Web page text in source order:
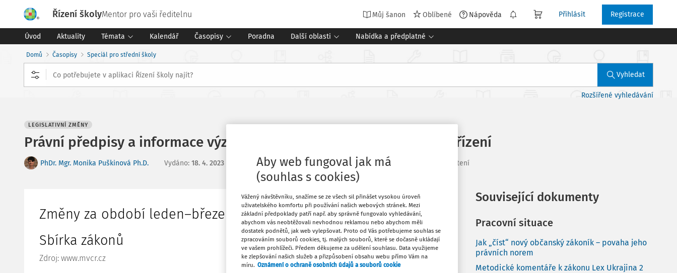
Řízení školyMentor pro vaši ředitelnu Můj šanon Oblíbené Nápověda Přihlásit Registrace
Úvod Aktuality Témata Kalendář Časopisy Poradna Další oblasti Nabídka a předplatné
Domů Časopisy Speciál pro střední školy
Vyhledat
Rozšířené vyhledávání
LEGISLATIVNÍ ZMĚNY
Právní předpisy a informace významné pro práci škol a školských zařízení
PhDr. Mgr. Monika Puškinová Ph.D. Vydáno: 18. 4. 2023 Časopis Speciál pro střední školy Vydání: 7 minut čtení
Změny za období leden–březen 2023
Sbírka zákonů
Zdroj: www.mvcr.cz
Oblíbené
Stáhnout
Související dokumenty
Pracovní situace
Jak „číst“ nový občanský zákoník – povaha jeho
právních norem
Metodické komentáře k zákonu Lex Ukrajina 2
Aby web fungoval jak má
(souhlas s cookies)
Vážený návštěvníku, snažíme se ze všech sil přinášet vysokou úroveň
uživatelského komfortu při používání našich webových stránek. Mezi
základní předpoklady patří např. aby správně fungovalo vyhledávání,
abychom vás neobtěžovali nevhodnou reklamou nebo abychom měli
dostatek podnětů, jak web vylepšovat. Proto od Vás potřebujeme souhlas se
zpracováním souborů cookies, tj. malých souborů, které se dočasně ukládají
ve vašem prohlížeči. Předem děkujeme za udělení souhlasu. Data využijeme
ke zlepšování našich služeb a přizpůsobení obsahu webu přímo Vám na
míru. Oznámení o ochraně osobních údajů a souborů cookie